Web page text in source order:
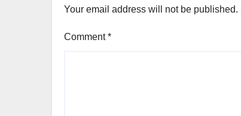
Your email address will not be published.
Comment*